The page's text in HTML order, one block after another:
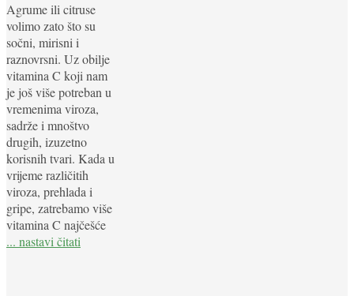
Agrume ili citruse
volimo zato što su
sočni, mirisni i
raznovrsni. Uz obilje
vitamina C koji nam
je još više potreban u
vremenima viroza,
sadrže i mnoštvo
drugih, izuzetno
korisnih tvari. Kada u
vrijeme različitih
viroza, prehlada i
gripe, zatrebamo više
vitamina C najčešće
... nastavi čitati